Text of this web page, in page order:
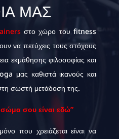
ΜΑΣ
στο χώρο του fitness
να πετύχεις τους στόχους
εκμάθησης φιλοσοφίας και
μας καθιστά ικανούς και
σωστή μετάδοση της.
σώμα σου είναι εδώ”
που χρειάζεται είναι να